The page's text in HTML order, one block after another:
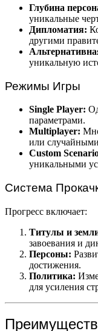
Глубина
уникальные
Дипломатия:
другими
уникальную
Режимы Игры
Single Player:
параметрами.
Multiplayer:
или
Custom
уникальными
Система
Прогресс включает:
Титулы и
завоевания и
Персоны:
достижения.
Политика:
для усиления